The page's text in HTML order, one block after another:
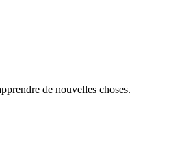
de nouvelles choses.